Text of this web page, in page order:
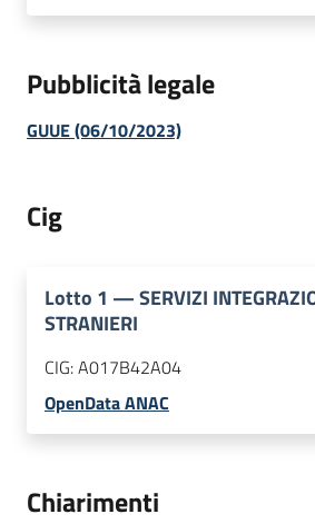
Pubblicità legale
GUUE (06/10/2023)
Cig
Lotto 1 —SERVIZI
STRANIERI
CIG:A017B42A04
OpenData ANAC
Chiarimenti